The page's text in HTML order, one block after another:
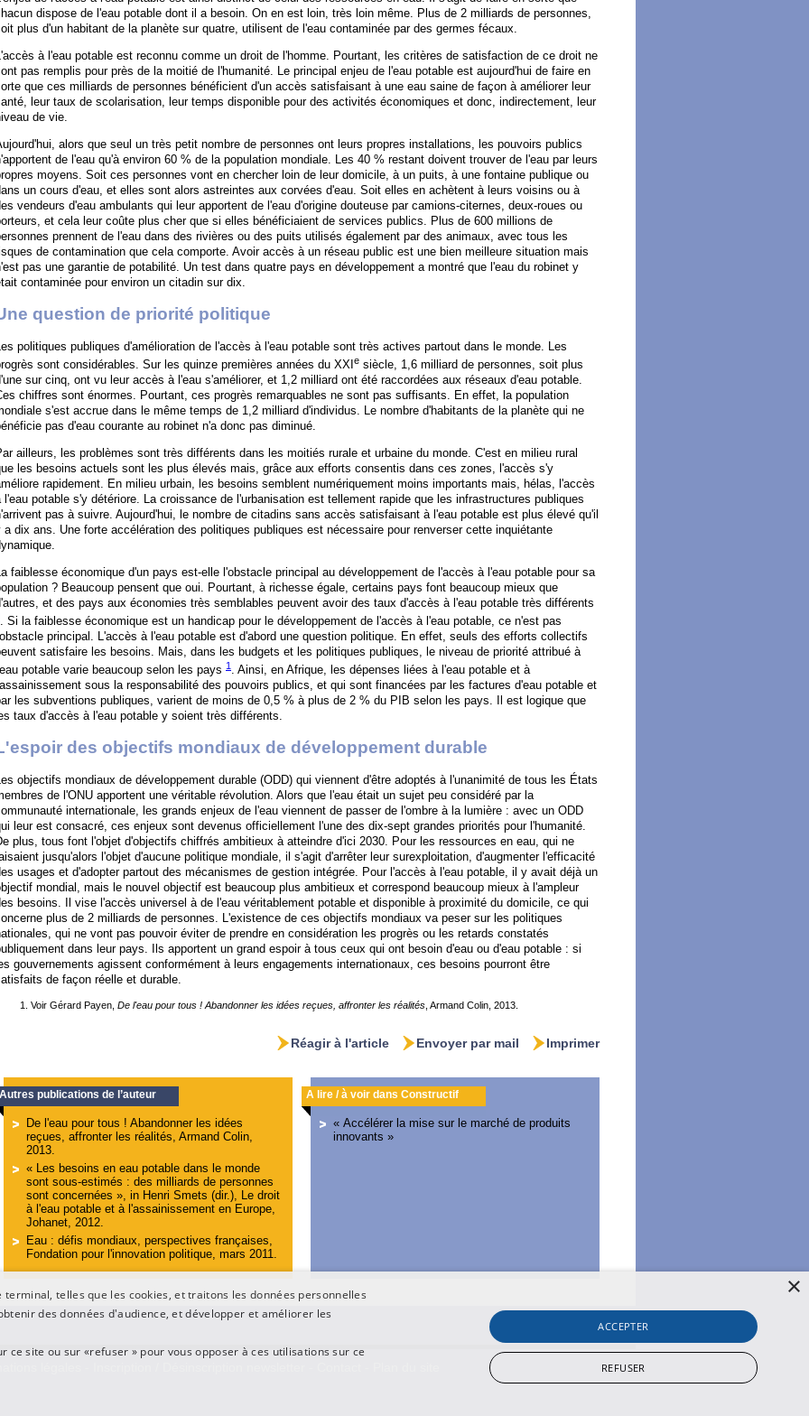
dispose de l'eau potable dont il a besoin. On en est loin, très loin même. Plus de 2 milliards de personnes,
plus d'un habitant de la planète sur quatre, utilisent de l'eau contaminée par des germes fécaux.
à l'eau potable est reconnu comme un droit de l'homme. Pourtant, les critères de satisfaction de ce droit ne
pas remplis pour près de la moitié de l'humanité. Le principal enjeu de l'eau potable est aujourd'hui de faire en
que ces milliards de personnes bénéficient d'un accès satisfaisant à une eau saine de façon à améliorer leur
leur taux de scolarisation, leur temps disponible pour des activités économiques et donc, indirectement, leur
de vie.
alors que seul un très petit nombre de personnes ont leurs propres installations, les pouvoirs publics
de l'eau qu'à environ 60 % de la population mondiale. Les 40 % restant doivent trouver de l'eau par leurs
moyens. Soit ces personnes vont en chercher loin de leur domicile, à un puits, à une fontaine publique ou
un cours d'eau, et elles sont alors astreintes aux corvées d'eau. Soit elles en achètent à leurs voisins ou à
vendeurs d'eau ambulants qui leur apportent de l'eau d'origine douteuse par camions-citernes, deux-roues ou
et cela leur coûte plus cher que si elles bénéficiaient de services publics. Plus de 600 millions de
prennent de l'eau dans des rivières ou des puits utilisés également par des animaux, avec tous les
de contamination que cela comporte. Avoir accès à un réseau public est une bien meilleure situation mais
pas une garantie de potabilité. Un test dans quatre pays en développement a montré que l'eau du robinet y
contaminée pour environ un citadin sur dix.
question de priorité politique
Les politiques publiques d'amélioration de l'accès à l'eau potable sont très actives partout dans le monde. Les
sont considérables. Sur les quinze premières années du XXI e siècle, 1,6 milliard de personnes, soit plus
sur cinq, ont vu leur accès à l'eau s'améliorer, et 1,2 milliard ont été raccordées aux réseaux d'eau potable.
chiffres sont énormes. Pourtant, ces progrès remarquables ne sont pas suffisants. En effet, la population
s'est accrue dans le même temps de 1,2 milliard d'individus. Le nombre d'habitants de la planète qui ne
pas d'eau courante au robinet n'a donc pas diminué.
ailleurs, les problèmes sont très différents dans les moitiés rurale et urbaine du monde. C'est en milieu rural
les besoins actuels sont les plus élevés mais, grâce aux efforts consentis dans ces zones, l'accès s'y
rapidement. En milieu urbain, les besoins semblent numériquement moins importants mais, hélas, l'accès
l'eau potable s'y détériore. La croissance de l'urbanisation est tellement rapide que les infrastructures publiques
pas à suivre. Aujourd'hui, le nombre de citadins sans accès satisfaisant à l'eau potable est plus élevé qu'il
a dix ans. Une forte accélération des politiques publiques est nécessaire pour renverser cette inquiétante
faiblesse économique d'un pays est-elle l'obstacle principal au développement de l'accès à l'eau potable pour sa
? Beaucoup pensent que oui. Pourtant, à richesse égale, certains pays font beaucoup mieux que
et des pays aux économies très semblables peuvent avoir des taux d'accès à l'eau potable très différents
. Si la faiblesse économique est un handicap pour le développement de l'accès à l'eau potable, ce n'est pas
principal. L'accès à l'eau potable est d'abord une question politique. En effet, seuls des efforts collectifs
satisfaire les besoins. Mais, dans les budgets et les politiques publiques, le niveau de priorité attribué à
potable varie beaucoup selon les pays 1 . Ainsi, en Afrique, les dépenses liées à l'eau potable et à
sous la responsabilité des pouvoirs publics, et qui sont financées par les factures d'eau potable et
les subventions publiques, varient de moins de 0,5 % à plus de 2 % du PIB selon les pays. Il est logique que
taux d'accès à l'eau potable y soient très différents.
des objectifs mondiaux de développement durable
objectifs mondiaux de développement durable (ODD) qui viennent d'être adoptés à l'unanimité de tous les États
de l'ONU apportent une véritable révolution. Alors que l'eau était un sujet peu considéré par la
internationale, les grands enjeux de l'eau viennent de passer de l'ombre à la lumière : avec un ODD
leur est consacré, ces enjeux sont devenus officiellement l'une des dix-sept grandes priorités pour l'humanité.
plus, tous font l'objet d'objectifs chiffrés ambitieux à atteindre d'ici 2030. Pour les ressources en eau, qui ne
jusqu'alors l'objet d'aucune politique mondiale, il s'agit d'arrêter leur surexploitation, d'augmenter l'efficacité
usages et d'adopter partout des mécanismes de gestion intégrée. Pour l'accès à l'eau potable, il y avait déjà un
mondial, mais le nouvel objectif est beaucoup plus ambitieux et correspond beaucoup mieux à l'ampleur
besoins. Il vise l'accès universel à de l'eau véritablement potable et disponible à proximité du domicile, ce qui
plus de 2 milliards de personnes. L'existence de ces objectifs mondiaux va peser sur les politiques
qui ne vont pas pouvoir éviter de prendre en considération les progrès ou les retards constatés
dans leur pays. Ils apportent un grand espoir à tous ceux qui ont besoin d'eau ou d'eau potable : si
gouvernements agissent conformément à leurs engagements internationaux, ces besoins pourront être
de façon réelle et durable.
Voir Gérard Payen, De l'eau pour tous ! Abandonner les idées reçues, affronter les réalités , Armand Colin, 2013.
Imprimer
Envoyer par mail
Réagir à l'article
Autres publications de l’auteur
De l'eau pour tous ! Abandonner les idées
reçues, affronter les réalités, Armand Colin,
2013.
« Les besoins en eau potable dans le monde
sont sous-estimés : des milliards de personnes
sont concernées », in Henri Smets (dir.), Le droit
à l'eau potable et à l'assainissement en Europe,
Johanet, 2012.
Eau : défis mondiaux, perspectives françaises,
Fondation pour l'innovation politique, mars 2011.
A lire / à voir dans Constructif
« Accélérer la mise sur le marché de produits
innovants »
telles que les cookies, et traitons les données personnelles
des données d'audience, et développer et améliorer les
site ou sur «refuser » pour vous opposer à ces utilisations sur ce
ACCEPTER
REFUSER
×